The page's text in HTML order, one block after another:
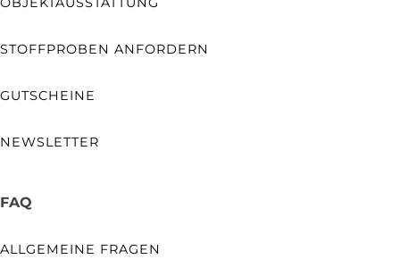
STOFFPROBEN ANFORDERN
GUTSCHEINE
NEWSLETTER
FAQ
ALLGEMEINE FRAGEN